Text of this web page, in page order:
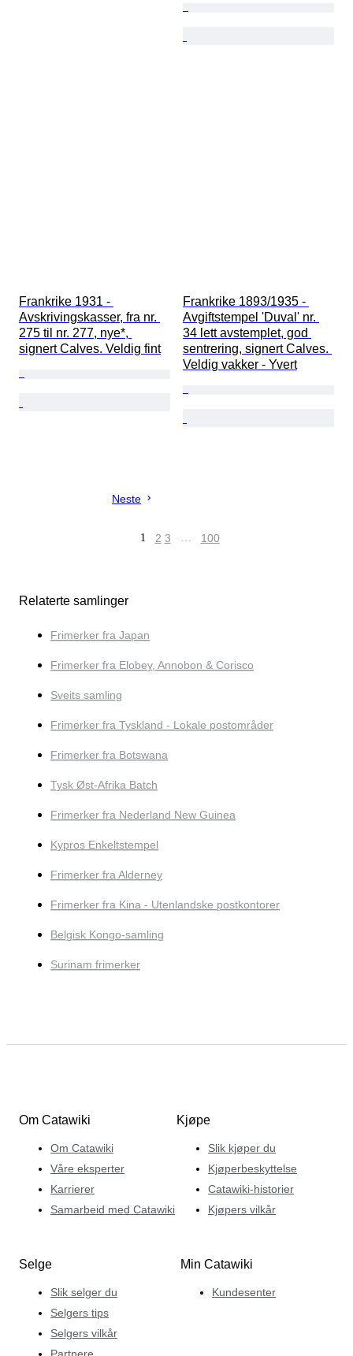
Frankrike 1931 -
Avskrivingskasser, fra nr.
275 til nr. 277, nye*,
signert Calves. Veldig fint
Frankrike 1893/1935 -
Avgiftstempel 'Duval' nr.
34 lett avstemplet, god
sentrering, signert Calves.
Veldig vakker - Yvert
Neste
1 2 3 … 100
Relaterte samlinger
Frimerker fra Japan
Frimerker fra Elobey, Annobon & Corisco
Sveits samling
Frimerker fra Tyskland - Lokale postområder
Frimerker fra Botswana
Tysk Øst-Afrika Batch
Frimerker fra Nederland New Guinea
Kypros Enkeltstempel
Frimerker fra Alderney
Frimerker fra Kina - Utenlandske postkontorer
Belgisk Kongo-samling
Surinam frimerker
Om Catawiki
Om Catawiki
Våre eksperter
Karrierer
Samarbeid med Catawiki
Kjøpe
Slik kjøper du
Kjøperbeskyttelse
Catawiki-historier
Kjøpers vilkår
Selge
Slik selger du
Selgers tips
Selgers vilkår
Min Catawiki
Kundesenter